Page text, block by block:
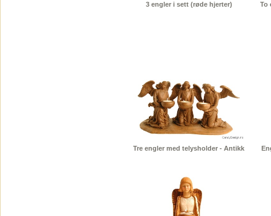
3 engler i sett (røde hjerter) To
Tre engler med telysholder - Antikk